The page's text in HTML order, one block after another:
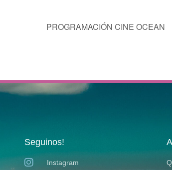
PROGRAMACIÓN CINE OCEAN
Seguinos!
Instagram